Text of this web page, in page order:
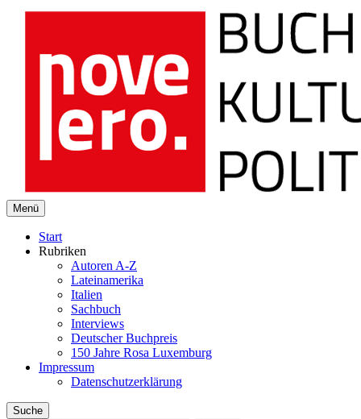
Buch Kultur Politik
Menü
Start
Rubriken
Autoren A-Z
Lateinamerika
Italien
Sachbuch
Interviews
Deutscher Buchpreis
150 Jahre Rosa Luxemburg
Impressum
Datenschutzerklärung
Suche